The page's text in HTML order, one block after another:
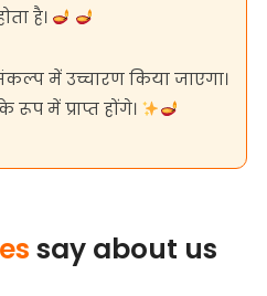
है।
में उच्चारण किया जाएगा।
में प्राप्त होंगे।
say about us